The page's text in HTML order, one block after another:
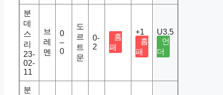
분
데
스
리
23-
02-
11
브
레
멘
0
–
0
도
르
트
문
0-
2
홈
패
+1
홈
패
U3.5
언
더
분